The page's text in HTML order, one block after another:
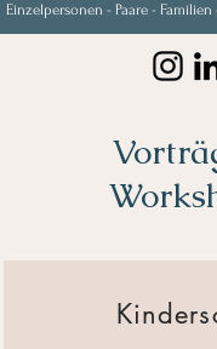
Einzelpersonen - Paare - Familien